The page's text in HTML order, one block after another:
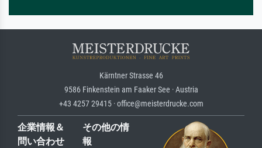
Kärntner Strasse 46
9586 Finkenstein am Faaker See · Austria
+43 4257 29415 · office@meisterdrucke.com
企業情報＆
問い合わせ
その他の情
報